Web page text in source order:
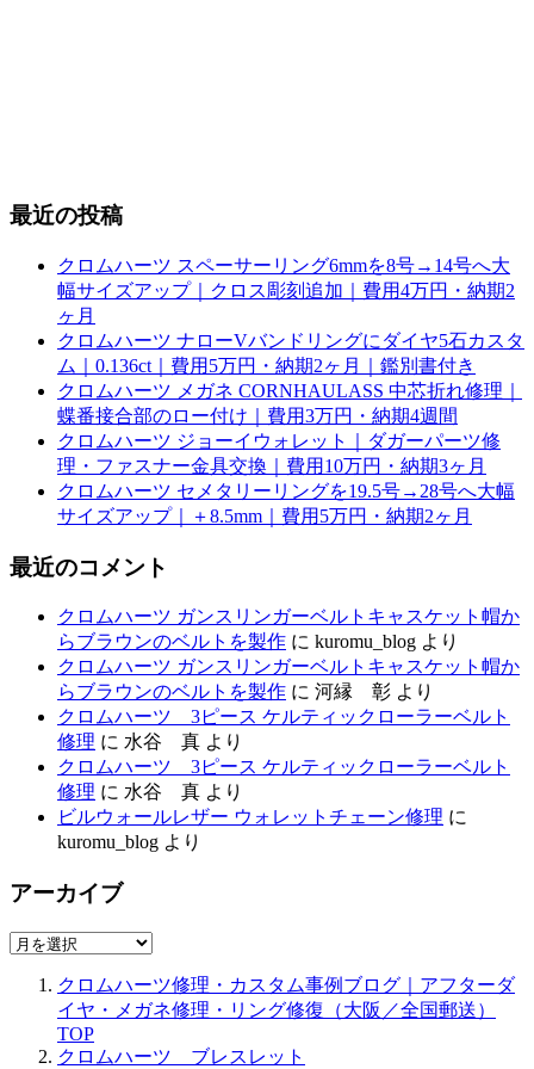
最近の投稿
クロムハーツ スペーサーリング6mmを8号→14号へ大
幅サイズアップ｜クロス彫刻追加｜費用4万円・納期2
ヶ月
クロムハーツ ナローVバンドリングにダイヤ5石カスタ
ム｜0.136ct｜費用5万円・納期2ヶ月｜鑑別書付き
クロムハーツ メガネ CORNHAULASS 中芯折れ修理｜
蝶番接合部のロー付け｜費用3万円・納期4週間
クロムハーツ ジョーイウォレット｜ダガーパーツ修
理・ファスナー金具交換｜費用10万円・納期3ヶ月
クロムハーツ セメタリーリングを19.5号→28号へ大幅
サイズアップ｜＋8.5mm｜費用5万円・納期2ヶ月
最近のコメント
クロムハーツ ガンスリンガーベルトキャスケット帽か
らブラウンのベルトを製作 に kuromu_blog より
クロムハーツ ガンスリンガーベルトキャスケット帽か
らブラウンのベルトを製作 に 河縁 彰 より
クロムハーツ 3ピース ケルティックローラーベルト
修理 に 水谷 真 より
クロムハーツ 3ピース ケルティックローラーベルト
修理 に 水谷 真 より
ビルウォールレザー ウォレットチェーン修理 に
kuromu_blog より
アーカイブ
ア
クロムハーツ修理・カスタム事例ブログ｜アフターダ
イヤ・メガネ修理・リング修復（大阪／全国郵送）
TOP
クロムハーツ ブレスレット